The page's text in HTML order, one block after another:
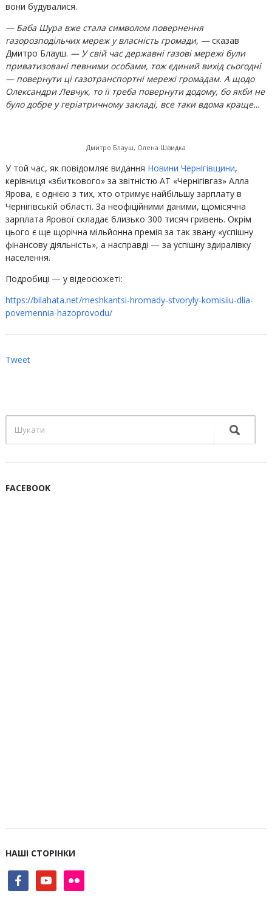
вони будувалися.
— Баба Шура вже стала символом повернення
газорозподільчих мереж у власність громади, —сказав
Дмитро Блауш. — У свій час державні газові мережі були
приватизовані певними особами, тож єдиний вихід сьогодні
— повернути ці газотранспортні мережі громадам. А щодо
Олександри Левчук, то її треба повернути додому, бо якби не
було добре у геріатричному закладі, все таки вдома краще…
Дмитро Блауш, Олена Швидка
У той час, як повідомляє видання Новини Чернігівщини,
керівниця «збиткового» за звітністю АТ «Чернігівгаз» Алла
Ярова, є однією з тих, хто отримує найбільшу зарплату в
Чернігівській області. За неофіційними даними, щомісячна
зарплата Ярової складає близько 300 тисяч гривень. Окрім
цього є ще щорічна мільйонна премія за так звану «успішну
фінансову діяльність», а насправді — за успішну здиралівку
населення.
Подробиці — у відеосюжеті:
https://bilahata.net/meshkantsi-hromady-stvoryly-komisiiu-dlia-
povernennia-hazoprovodu/
Tweet
FACEBOOK
НАШІ СТОРІНКИ
facebookyoutube flickr